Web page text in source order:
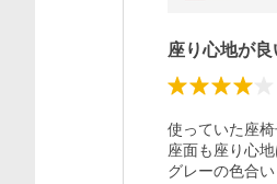
座り心地が良
使っていた座椅
座面も座り心地
グレーの色合い